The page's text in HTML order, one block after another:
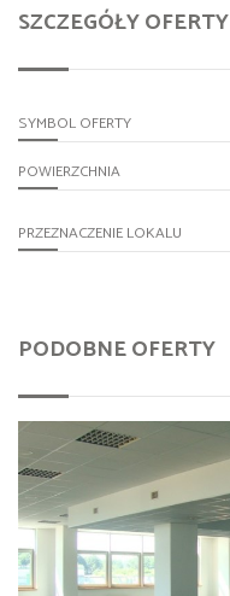
SZCZEGÓŁY OFERTY
SYMBOL OFERTY
POWIERZCHNIA
PRZEZNACZENIE LOKALU
PODOBNE OFERTY